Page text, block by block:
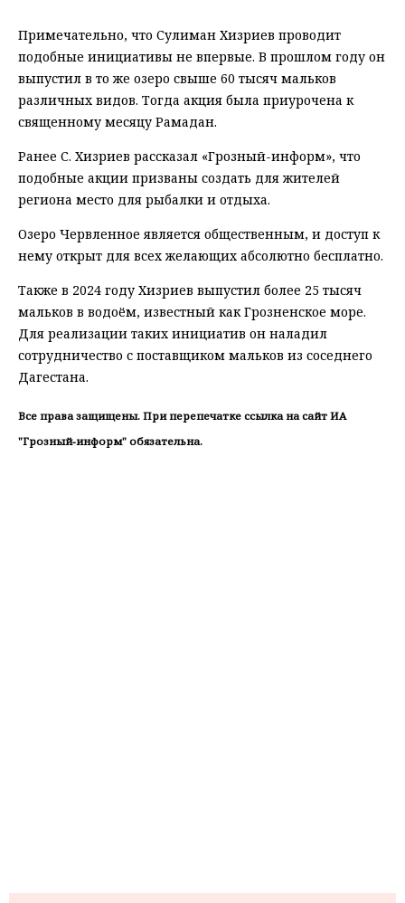
Примечательно, что Сулиман Хизриев проводит
подобные инициативы не впервые. В прошлом году он
выпустил в то же озеро свыше 60 тысяч мальков
различных видов. Тогда акция была приурочена к
священному месяцу Рамадан.
Ранее С. Хизриев рассказал «Грозный-информ», что
подобные акции призваны создать для жителей
региона место для рыбалки и отдыха.
Озеро Червленное является общественным, и доступ к
нему открыт для всех желающих абсолютно бесплатно.
Также в 2024 году Хизриев выпустил более 25 тысяч
мальков в водоём, известный как Грозненское море.
Для реализации таких инициатив он наладил
сотрудничество с поставщиком мальков из соседнего
Дагестана.
Все права защищены. При перепечатке ссылка на сайт ИА
"Грозный-информ" обязательна.